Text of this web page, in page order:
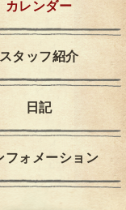
カレンダー
スタッフ紹介
日記
フォメーション